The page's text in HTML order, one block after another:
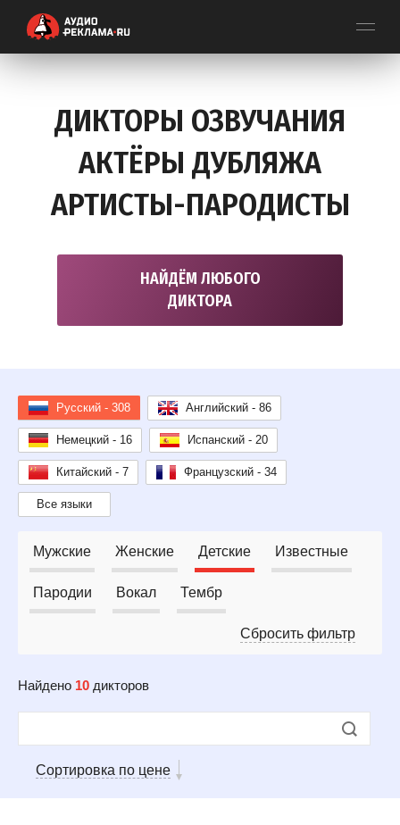
ДИКТОРЫ ОЗВУЧАНИЯ
АКТЁРЫ ДУБЛЯЖА
АРТИСТЫ-ПАРОДИСТЫ
НАЙДЁМ ЛЮБОГО
ДИКТОРА
Русский - 308 Английский - 86
Немецкий - 16 Испанский - 20
Китайский - 7 Французский - 34
Все языки
Мужские Женские Детские Известные
Пародии Вокал Тембр
Сбросить фильтр
Найдено 10 дикторов
Сортировка по цене